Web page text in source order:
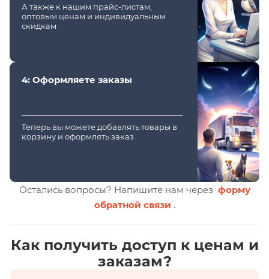
А также к нашим прайс-листам,
оптовым ценам и индивидуальным
скидкам
4: Оформляете заказы
Теперь вы можете добавлять товары в
корзину и оформлять заказ.
Остались вопросы? Напишите нам через форму
обратной связи .
Как получить доступ к ценам и
заказам?